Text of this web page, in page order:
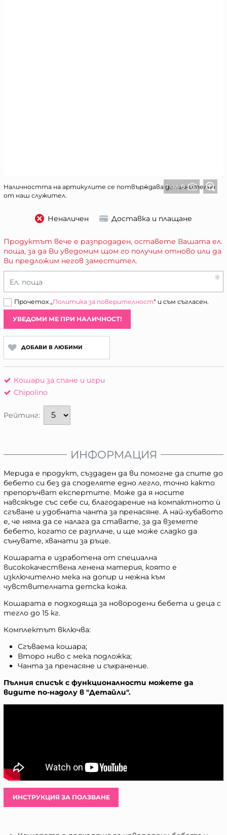
1 от 8
Наличността на артикулите се потвърждава допълнително
от наш служител.
Неналичен Доставка и плащане
Продуктът вече е разпродаден, оставете Вашата ел.
поща, за да Ви уведомим щом го получим отново или да
Ви предложим негов заместител.
Ел. поща
Прочетох „Политика за поверителност“ и съм съгласен.
УВЕДОМИ МЕ ПРИ НАЛИЧНОСТ!
ДОБАВИ В ЛЮБИМИ
Кошари за спане и игри
Chipolino
Рейтинг:
ИНФОРМАЦИЯ
Мерида е продукт, създаден да ви помогне да спите до
бебето си без да споделяте едно легло, точно както
препоръчват експертите. Може да я носите
навсякъде със себе си, благодарение на компактното ѝ
сгъване и удобната чанта за пренасяне. А най-хубавото
е, че няма да се налага да ставате, за да вземете
бебето, когато се разплаче, и ще може сладко да
сънувате, хванати за ръце.
Кошарата е изработена от специална
висококачествена ленена материя, която е
изключително мека на допир и нежна към
чувствителната детска кожа.
Кошарата е подходяща за новородени бебета и деца с
тегло до 15 кг.
Комплектът включва:
Сгъваема кошара;
Второ ниво с мека подложка;
Чанта за пренасяне и съхранение.
Пълния списък с функционалности можете да
видите по-надолу в "Детайли".
ИНСТРУКЦИЯ ЗА ПОЛЗВАНЕ